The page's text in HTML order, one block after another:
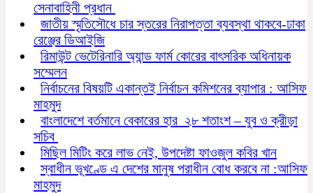
সেনাবাহিনী প্রধান
জাতীয় স্মৃতিসৌধে চার স্তরের নিরাপত্তা ব্যবস্থা থাকবে-ঢাকা
রেঞ্জের ডিআইজি
রিমাউন্ট ভেটেরিনারি অ্যান্ড ফার্ম কোরের বাৎসরিক অধিনায়ক
সম্মেলন
নির্বাচনের বিষয়টি একান্তই নির্বাচন কমিশনের ব্যাপার : আসিফ
মাহমুদ
বাংলাদেশে বর্তমানে বেকারের হার ২৮ শতাংশ – যুব ও ক্রীড়া
সচিব
মিছিল মিটিং করে লাভ নেই, উপদেষ্টা ফাওজুল কবির খান
স্বাধীন ভূখণ্ডে এ দেশের মানুষ পরাধীন বোধ করবে না :আসিফ
মাহমুদ